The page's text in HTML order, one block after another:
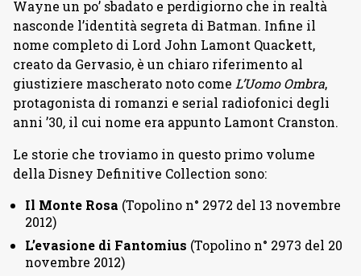
Wayne un po’ sbadato e perdigiorno che in realtà
nasconde l’identità segreta di Batman. Infine il
nome completo di Lord John Lamont Quackett,
creato da Gervasio, è un chiaro riferimento al
giustiziere mascherato noto come L’Uomo Ombra,
protagonista di romanzi e serial radiofonici degli
anni ’30, il cui nome era appunto Lamont Cranston.
Le storie che troviamo in questo primo volume
della Disney Definitive Collection sono:
Il Monte Rosa (Topolino n° 2972 del 13 novembre
2012)
L’evasione di Fantomius (Topolino n° 2973 del 20
novembre 2012)